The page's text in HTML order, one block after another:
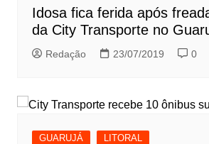
Idosa fica ferida após
da City Transporte no
Redação 23/07/2019 0
GUARUJÁ LITORAL